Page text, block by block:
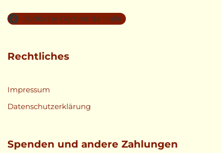
Jüdische Gemeinde Halle
Rechtliches
Impressum
Datenschutzerklärung
Spenden und andere Zahlungen